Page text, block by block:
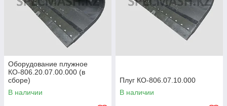
Оборудование плужное
КО-806.20.07.00.000 (в
сборе)
В наличии
Плуг КО-806.07.10.000
В наличии